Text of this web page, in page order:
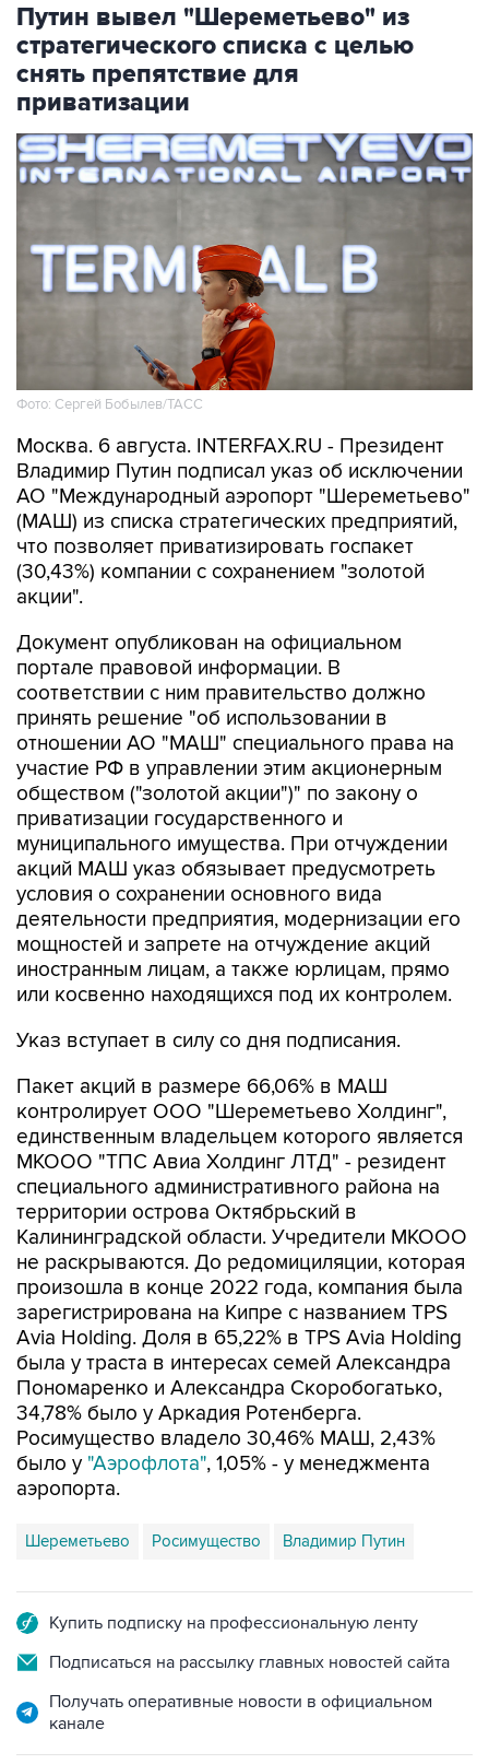
Путин вывел "Шереметьево" из
стратегического списка с целью
снять препятствие для
приватизации
Фото: Сергей Бобылев/ТАСС
Москва. 6 августа. INTERFAX.RU - Президент
Владимир Путин подписал указ об исключении
АО "Международный аэропорт "Шереметьево"
(МАШ) из списка стратегических предприятий,
что позволяет приватизировать госпакет
(30,43%) компании с сохранением "золотой
акции".
Документ опубликован на официальном
портале правовой информации. В
соответствии с ним правительство должно
принять решение "об использовании в
отношении АО "МАШ" специального права на
участие РФ в управлении этим акционерным
обществом ("золотой акции")" по закону о
приватизации государственного и
муниципального имущества. При отчуждении
акций МАШ указ обязывает предусмотреть
условия о сохранении основного вида
деятельности предприятия, модернизации его
мощностей и запрете на отчуждение акций
иностранным лицам, а также юрлицам, прямо
или косвенно находящихся под их контролем.
Указ вступает в силу со дня подписания.
Пакет акций в размере 66,06% в МАШ
контролирует ООО "Шереметьево Холдинг",
единственным владельцем которого является
МКООО "ТПС Авиа Холдинг ЛТД" - резидент
специального административного района на
территории острова Октябрьский в
Калининградской области. Учредители МКООО
не раскрываются. До редомициляции, которая
произошла в конце 2022 года, компания была
зарегистрирована на Кипре с названием TPS
Avia Holding. Доля в 65,22% в TPS Avia Holding
была у траста в интересах семей Александра
Пономаренко и Александра Скоробогатько,
34,78% было у Аркадия Ротенберга.
Росимущество владело 30,46% МАШ, 2,43%
было у "Аэрофлота", 1,05% - у менеджмента
аэропорта.
Шереметьево Росимущество Владимир Путин
Купить подписку на профессиональную ленту
Подписаться на рассылку главных новостей сайта
Получать оперативные новости в официальном
канале